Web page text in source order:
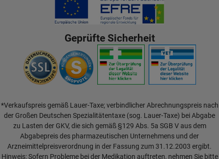
Geprüfte Sicherheit
*Verkaufspreis gemäß Lauer-Taxe; verbindlicher Abrechnungspreis nach
der Großen Deutschen Spezialitätentaxe (sog. Lauer-Taxe) bei Abgabe
zu Lasten der GKV, die sich gemäß §129 Abs. 5a SGB V aus dem
Abgabepreis des pharmazeutischen Unternehmens und der
Arzneimittelpreisverordnung in der Fassung zum 31.12.2003 ergibt.
Hinweis: Sofern Probleme bei der Medikation auftreten, nehmen Sie bitte